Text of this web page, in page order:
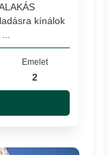
kínálok
Emelet
2